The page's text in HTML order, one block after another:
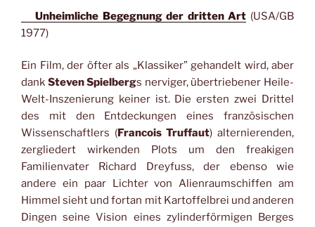
Unheimliche Begegnung der dritten Art (USA/GB
1977)
Ein Film, der öfter als „Klassiker” gehandelt wird, aber
dank Steven Spielbergs nerviger, übertriebener Heile-
Welt-Inszenierung keiner ist. Die ersten zwei Drittel
des mit den Entdeckungen eines französischen
Wissenschaftlers (Francois Truffaut) alternierenden,
zergliedert wirkenden Plots um den freakigen
Familienvater Richard Dreyfuss, der ebenso wie
andere ein paar Lichter von Alienraumschiffen am
Himmel sieht und fortan mit Kartoffelbrei und anderen
Dingen seine Vision eines zylinderförmigen Berges